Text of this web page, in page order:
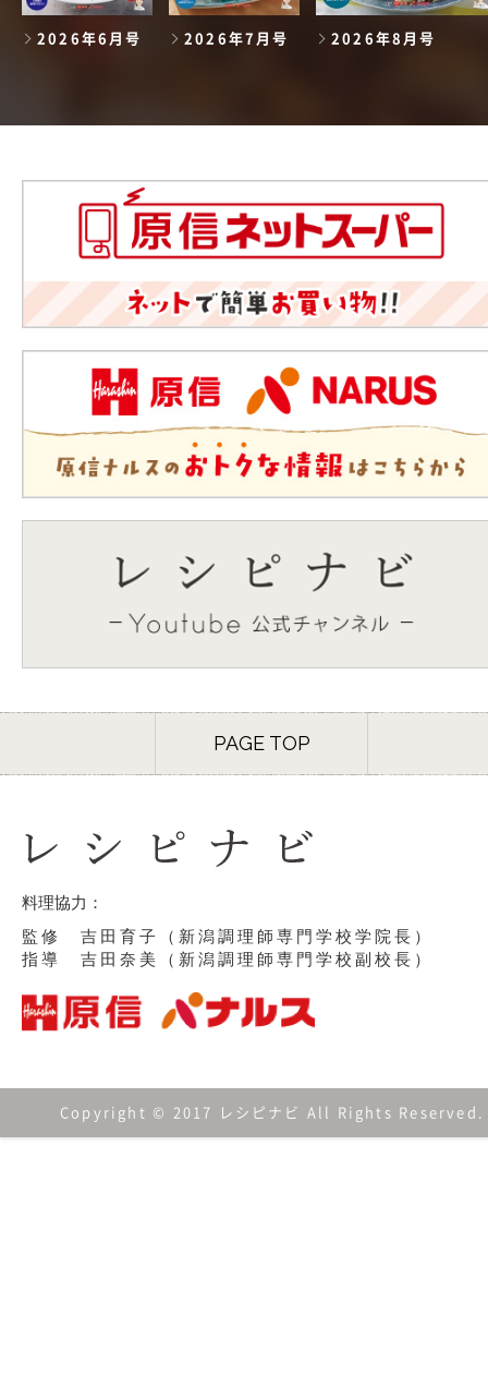
2026年6月号 2026年7月号 2026年8月号
PAGE TOP
料理協力：
監修 吉田育子（新潟調理師専門学校学院長）
指導 吉田奈美（新潟調理師専門学校副校長）
Copyright © 2017 レシピナビ All Rights Reserved.